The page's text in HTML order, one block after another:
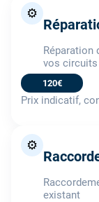
⚙️
Réparation
vos
120€
Prix indicatif,
⚙️
existant